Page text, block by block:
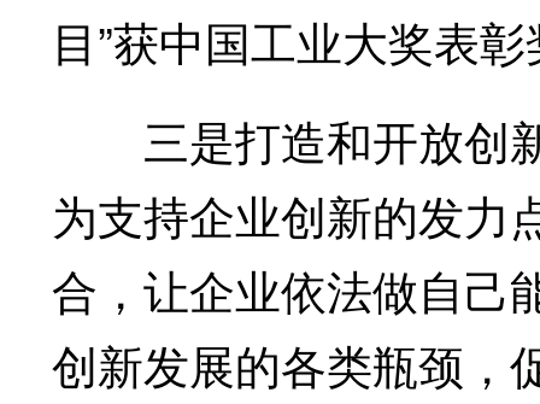
目”获中国工业大奖表
三是打造和开放创
为支持企业创新的发力
合，让企业依法做自己
创新发展的各类瓶颈，